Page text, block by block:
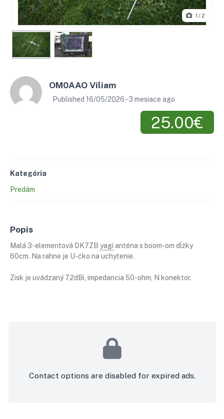
1 / 2
OM0AAO Viliam
Published 16/05/2026 - 3 mesiace ago
25.00€
Kategória
Predám
Popis
Malá 3-elementová DK7ZB yagi anténa s boom-om dĺžky
60cm. Na rahne je U-čko na uchytenie.
Zisk je uvádzaný 7,2dBi, impedancia 50-ohm, N konektor.
Contact options are disabled for expired ads.